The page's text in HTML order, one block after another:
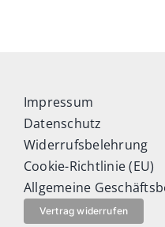
Impressum
Datenschutz
Widerrufsbelehrung
Cookie-Richtlinie (EU)
Allgemeine
Vertrag widerrufen